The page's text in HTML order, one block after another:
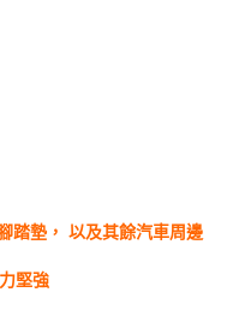
踏墊， 以及其餘汽車周邊
堅強